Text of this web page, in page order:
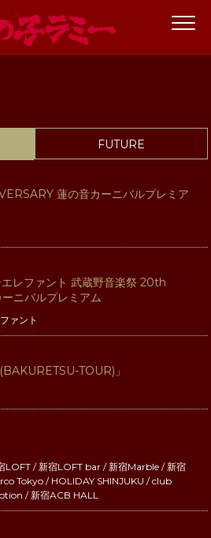
FUTURE
蓮の音カーニバルプレミア
レファント 武蔵野音楽祭 20th
ニバルプレミアム
ァント
TOUR)」
/ 新宿LOFT bar / 新宿Marble / 新宿
Tokyo / HOLIDAY SHINJUKU / club
/ 新宿ACB HALL